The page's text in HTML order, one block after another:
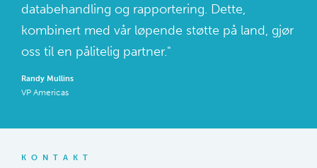
databehandling og rapportering. Dette,
kombinert med vår løpende støtte på land, gjør
oss til en pålitelig partner."
Randy Mullins
VP Americas
KONTAKT